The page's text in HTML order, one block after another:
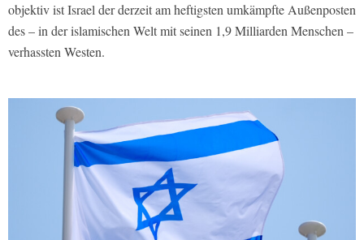
objektiv ist Israel der derzeit am heftigsten umkämpfte Außenposten
des – in der islamischen Welt mit seinen 1,9 Milliarden Menschen –
verhassten Westen.